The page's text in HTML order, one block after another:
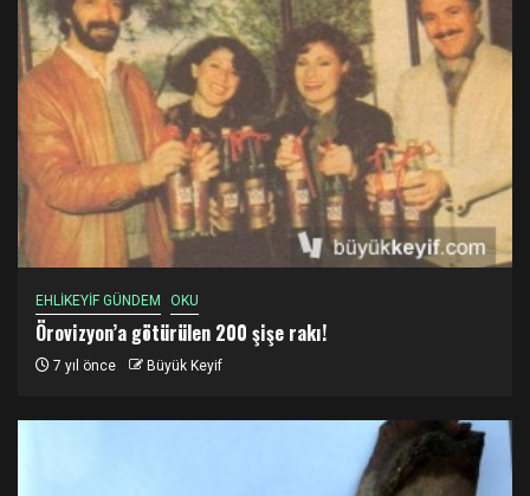
EHLİKEYİF GÜNDEM OKU
Örovizyon’a götürülen 200 şişe rakı!
7 yıl önce Büyük Keyif